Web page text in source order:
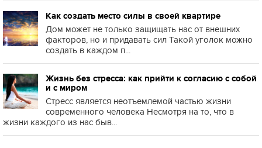
Как создать место силы в своей квартире
Дом может не только защищать нас от внешних
факторов, но и придавать сил Такой уголок можно
создать в каждом п...
Жизнь без стресса: как прийти к согласию с собой
и с миром
Стресс является неотъемлемой частью жизни
современного человека Несмотря на то, что в
жизни каждого из нас быв...